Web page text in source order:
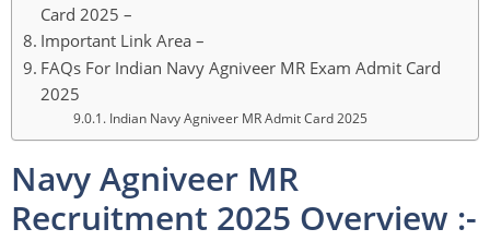
Card 2025 –
Important Link Area –
FAQs For Indian Navy Agniveer MR Exam Admit Card
2025
Indian Navy Agniveer MR Admit Card 2025
Navy Agniveer MR
Recruitment 2025 Overview :-